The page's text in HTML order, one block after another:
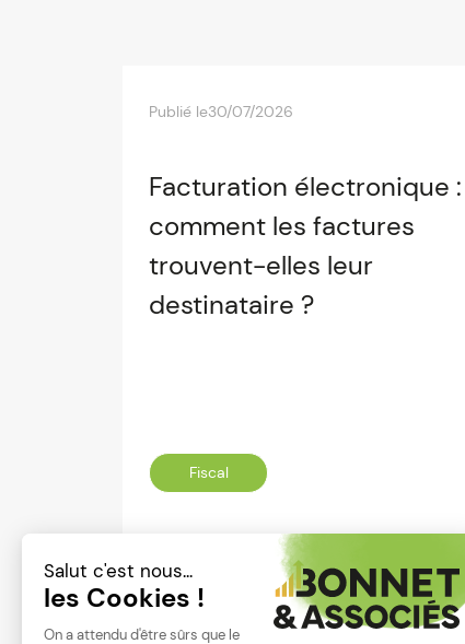
Publié le30/07/2026
Facturation électronique :
comment les factures
trouvent-elles leur
destinataire ?
Fiscal